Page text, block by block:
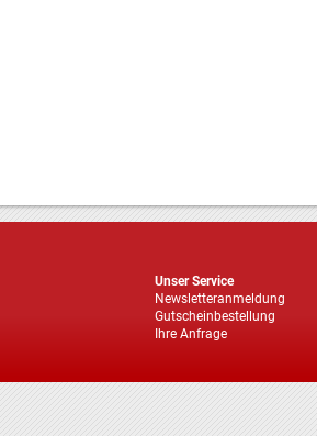
Unser Service
Newsletteranmeldung
Gutscheinbestellung
Ihre Anfrage